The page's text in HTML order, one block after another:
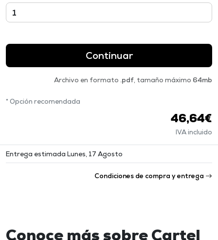
Continuar
Archivo en formato .pdf, tamaño máximo 64mb
* Opción recomendada
46,64€
IVA incluido
Entrega estimada Lunes, 17 Agosto
Condiciones de compra y entrega
Conoce más sobre Cartel